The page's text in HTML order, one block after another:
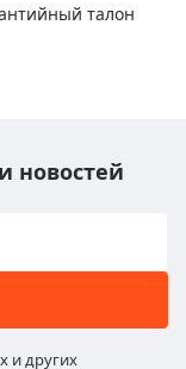
талон
новостей
и других